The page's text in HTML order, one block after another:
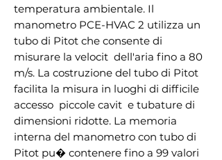
temperatura ambientale. Il
manometro PCE-HVAC 2 utilizza un
tubo di Pitot che consente di
misurare la velocit  dell'aria fino a 80
m/s. La costruzione del tubo di Pitot
facilita la misura in luoghi di difficile
accesso  piccole cavit  e tubature di
dimensioni ridotte. La memoria
interna del manometro con tubo di
Pitot pu� contenere fino a 99 valori